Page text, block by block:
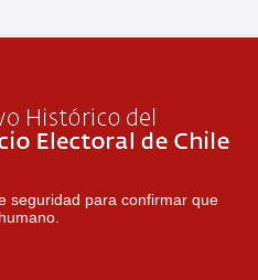
seguridad para confirmar que